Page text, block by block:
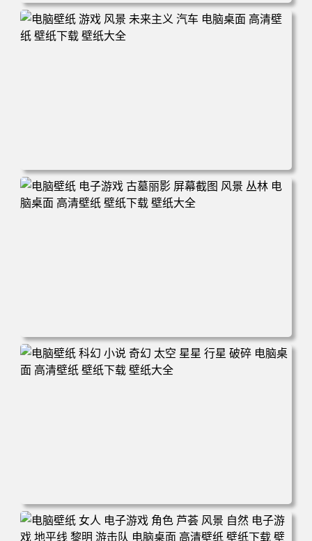
电脑壁纸 奇幻 女孩 电子游戏 角色 长发 粉色头发 英雄联盟
暴动游戏 电脑游戏 兽耳 员工 电脑桌面 高清壁纸 壁纸下载
电脑壁纸 游戏 风景 未来主义 汽车 电脑桌面 高清壁纸 壁纸
下载 壁纸大全
电脑壁纸 电子游戏 古墓丽影 屏幕截图 风景 丛林 电脑桌面
高清壁纸 壁纸下载 壁纸大全
电脑壁纸 科幻 小说 奇幻 太空 星星 行星 破碎 电脑桌面 高
清壁纸 壁纸下载 壁纸大全